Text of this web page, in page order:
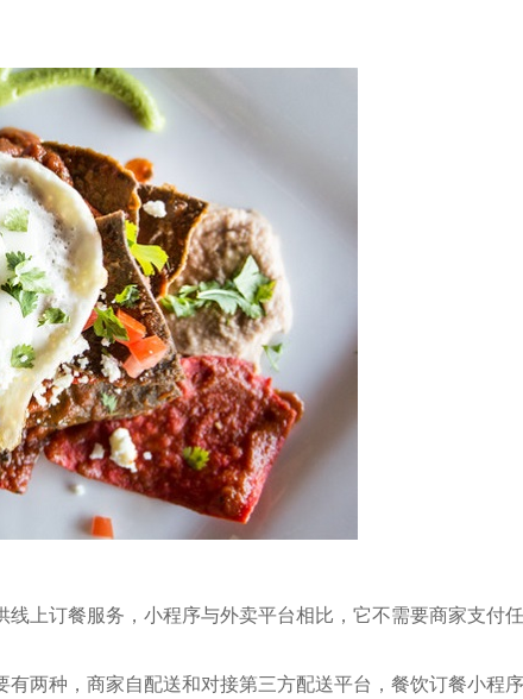
上订餐服务，小程序与外卖平台相比，它不需要商家支付
两种，商家自配送和对接第三方配送平台，餐饮订餐小程